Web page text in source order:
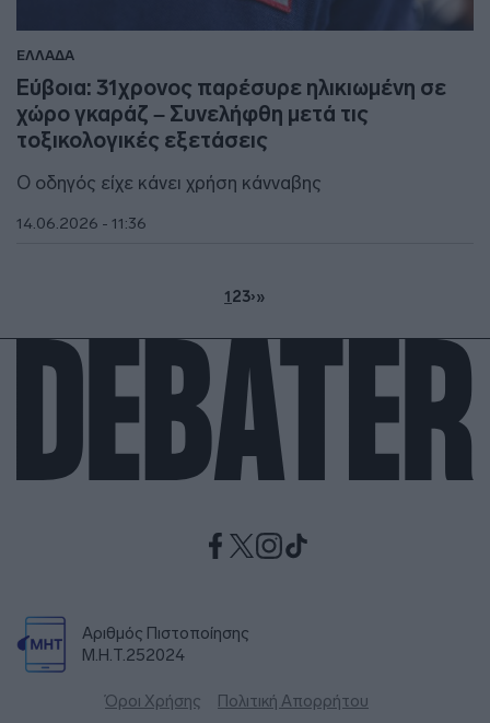
ΕΛΛΑΔΑ
Εύβοια: 31χρονος παρέσυρε ηλικιωμένη σε
χώρο γκαράζ – Συνελήφθη μετά τις
τοξικολογικές εξετάσεις
Ο οδηγός είχε κάνει χρήση κάνναβης
14.06.2026 - 11:36
123›»
Αριθμός Πιστοποίησης
Μ.Η.Τ.252024
Όροι Χρήσης Πολιτική Απορρήτου